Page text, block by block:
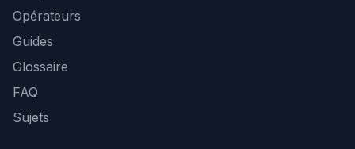
Opérateurs
Guides
Glossaire
FAQ
Sujets